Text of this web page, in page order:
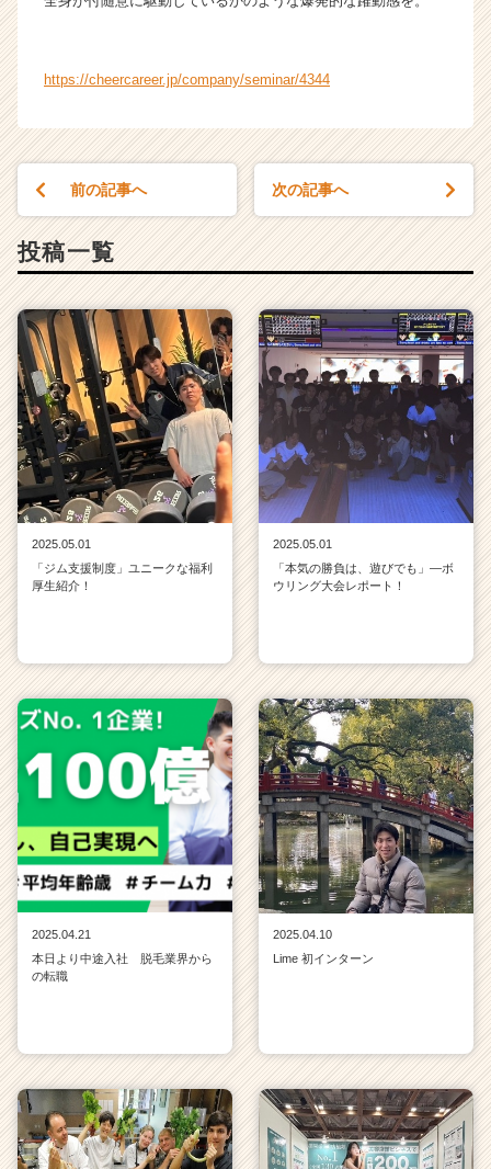
https://cheercareer.jp/company/seminar/4344
前の記事へ 次の記事へ
投稿一覧
2025.05.01
「ジム支援制度」ユニークな福利
厚生紹介！
2025.05.01
「本気の勝負は、遊びでも」—ボ
ウリング大会レポート！
2025.04.21
本日より中途入社 脱毛業界から
の転職
2025.04.10
Lime 初インターン